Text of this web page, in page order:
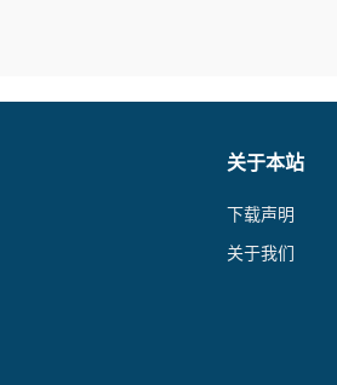
关于本站
下载声明
关于我们